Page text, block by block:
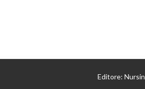
Editore: